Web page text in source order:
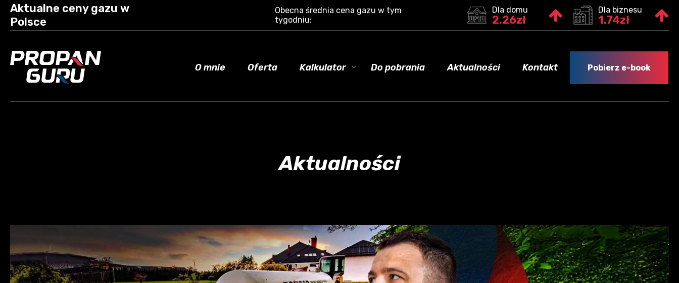
Aktualne ceny gazu w
Polsce
Obecna średnia cena gazu w tym
tygodniu:
Dla domu
2.26zł
Dla biznesu
1.74zł
O mnie Oferta Kalkulator Do pobrania Aktualności Kontakt Pobierz e-book
Aktualności